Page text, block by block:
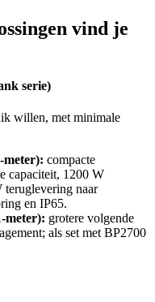
vind je
serie)
willen, met minimale
meter): compacte
capaciteit, 1200 W
teruglevering naar
en IP65.
meter): grotere volgende
als set met BP2700